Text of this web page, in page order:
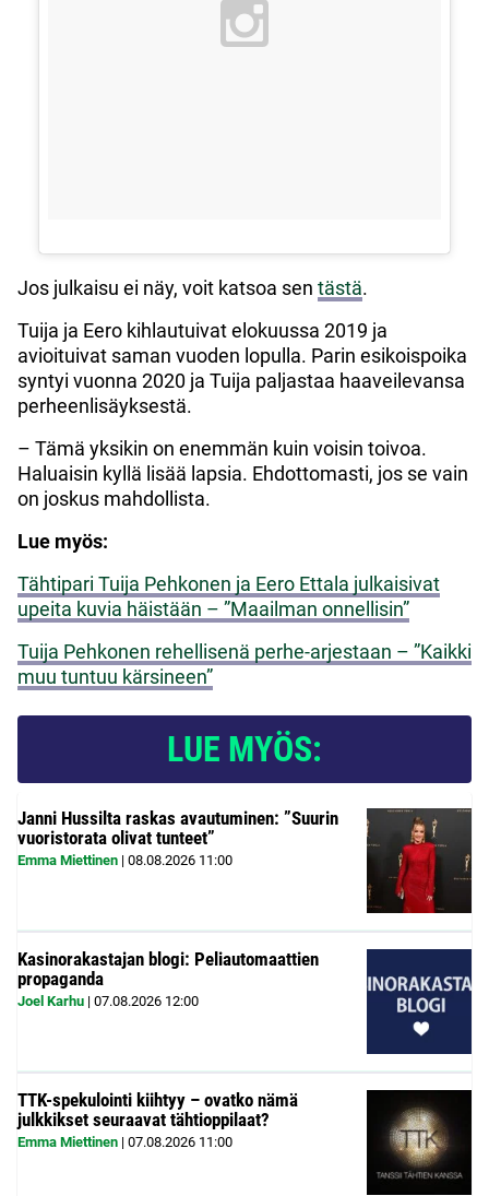
Jos julkaisu ei näy, voit katsoa sen tästä.
Tuija ja Eero kihlautuivat elokuussa 2019 ja
avioituivat saman vuoden lopulla. Parin esikoispoika
syntyi vuonna 2020 ja Tuija paljastaa haaveilevansa
perheenlisäyksestä.
– Tämä yksikin on enemmän kuin voisin toivoa.
Haluaisin kyllä lisää lapsia. Ehdottomasti, jos se vain
on joskus mahdollista.
Lue myös:
Tähtipari Tuija Pehkonen ja Eero Ettala julkaisivat
upeita kuvia häistään – ”Maailman onnellisin”
Tuija Pehkonen rehellisenä perhe-arjestaan – ”Kaikki
muu tuntuu kärsineen”
LUE MYÖS:
Janni Hussilta raskas avautuminen: ”Suurin
vuoristorata olivat tunteet”
Emma Miettinen | 08.08.2026 11:00
Kasinorakastajan blogi: Peliautomaattien
propaganda
Joel Karhu | 07.08.2026 12:00
TTK-spekulointi kiihtyy – ovatko nämä
julkkikset seuraavat tähtioppilaat?
Emma Miettinen | 07.08.2026 11:00